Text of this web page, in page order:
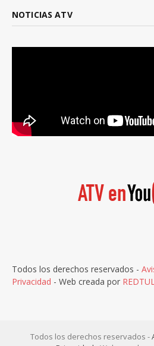
NOTICIAS ATV
Todos los derechos reservados -
Privacidad - Web creada por
Todos los derechos reservados -